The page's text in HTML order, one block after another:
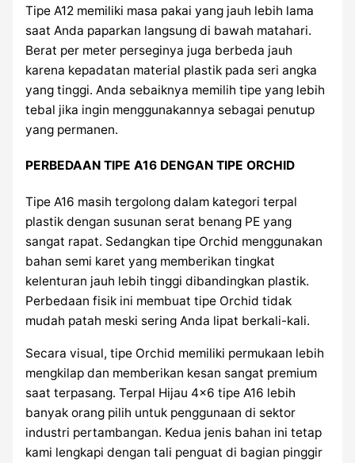
Tipe A12 memiliki masa pakai yang jauh lebih lama
saat Anda paparkan langsung di bawah matahari.
Berat per meter perseginya juga berbeda jauh
karena kepadatan material plastik pada seri angka
yang tinggi. Anda sebaiknya memilih tipe yang lebih
tebal jika ingin menggunakannya sebagai penutup
yang permanen.
PERBEDAAN TIPE A16 DENGAN TIPE ORCHID
Tipe A16 masih tergolong dalam kategori terpal
plastik dengan susunan serat benang PE yang
sangat rapat. Sedangkan tipe Orchid menggunakan
bahan semi karet yang memberikan tingkat
kelenturan jauh lebih tinggi dibandingkan plastik.
Perbedaan fisik ini membuat tipe Orchid tidak
mudah patah meski sering Anda lipat berkali-kali.
Secara visual, tipe Orchid memiliki permukaan lebih
mengkilap dan memberikan kesan sangat premium
saat terpasang. Terpal Hijau 4×6 tipe A16 lebih
banyak orang pilih untuk penggunaan di sektor
industri pertambangan. Kedua jenis bahan ini tetap
kami lengkapi dengan tali penguat di bagian pinggir